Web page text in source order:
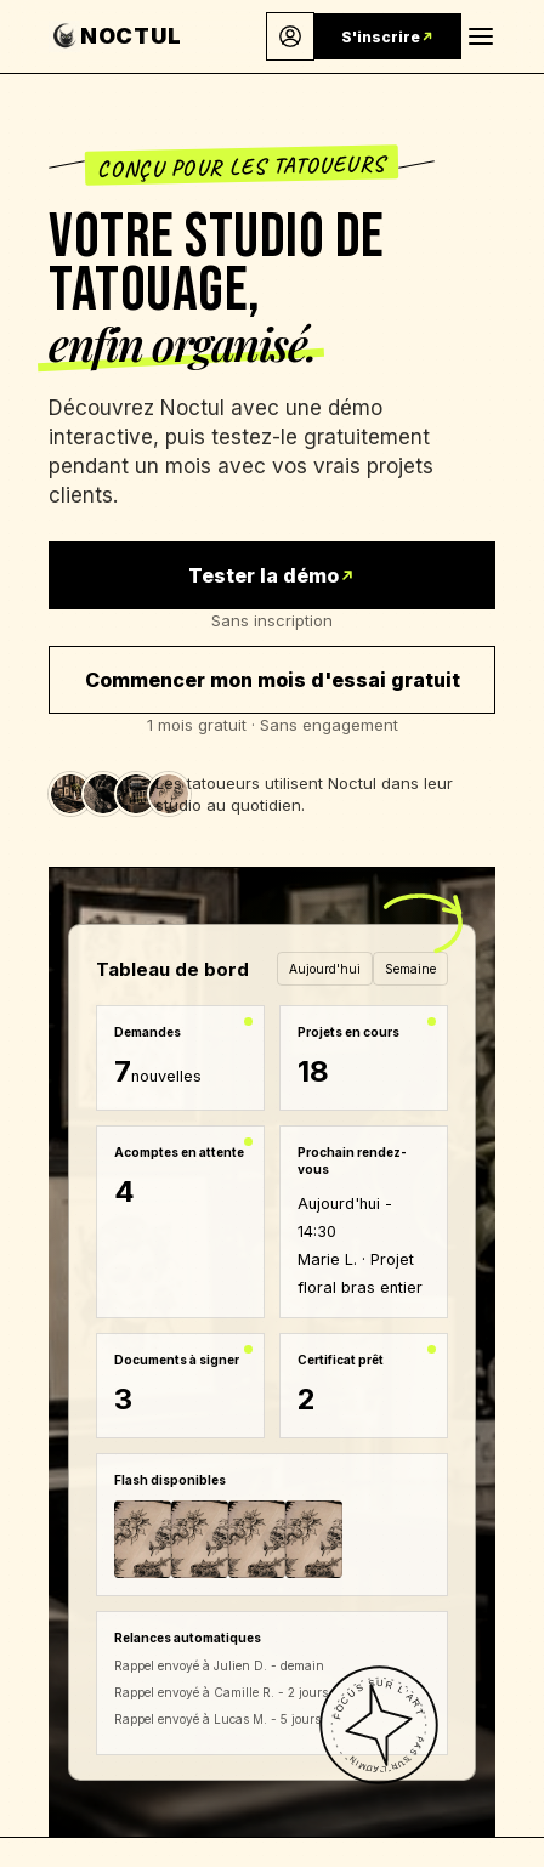
NOCTUL ConnexionS'inscrire
CONÇU POUR LES TATOUEURS
VOTRE STUDIO DE
TATOUAGE,
enfin organisé.
Découvrez Noctul avec une démo
interactive, puis testez-le gratuitement
pendant un mois avec vos vrais projets
clients.
Tester la démo
Sans inscription
Commencer mon mois d'essai gratuit
1 mois gratuit · Sans engagement
Les tatoueurs utilisent Noctul dans leur
studio au quotidien.
Tableau de bord Aujourd'hui Semaine
Demandes
7nouvelles
Projets en cours
18
Acomptes en attente
4
Prochain rendez-
vous
Aujourd'hui -
14:30
Marie L. · Projet
floral bras entier
Documents à signer
3
Certificat prêt
2
Flash disponibles
Relances automatiques
Rappel envoyé à Julien D. - demain
Rappel envoyé à Camille R. - 2 jours
Rappel envoyé à Lucas M. - 5 jours